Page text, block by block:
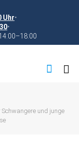
Uhr•
•
und junge